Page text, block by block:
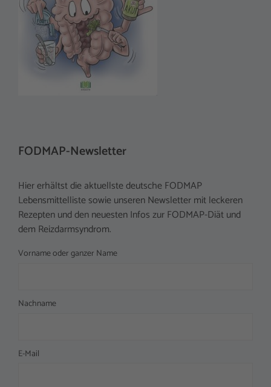
FODMAP-Newsletter
Hier erhältst die aktuellste deutsche FODMAP
Lebensmittelliste sowie unseren Newsletter mit leckeren
Rezepten und den neuesten Infos zur FODMAP-Diät und
dem Reizdarmsyndrom.
Vorname oder ganzer Name
Nachname
E-Mail